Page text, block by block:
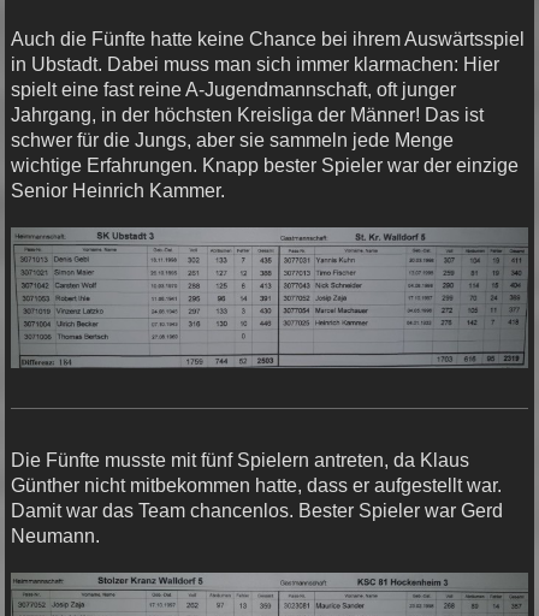
Auch die Fünfte hatte keine Chance bei ihrem Auswärtsspiel
in Ubstadt. Dabei muss man sich immer klarmachen: Hier
spielt eine fast reine A-Jugendmannschaft, oft junger
Jahrgang, in der höchsten Kreisliga der Männer! Das ist
schwer für die Jungs, aber sie sammeln jede Menge
wichtige Erfahrungen. Knapp bester Spieler war der einzige
Senior Heinrich Kammer.
Die Fünfte musste mit fünf Spielern antreten, da Klaus
Günther nicht mitbekommen hatte, dass er aufgestellt war.
Damit war das Team chancenlos. Bester Spieler war Gerd
Neumann.